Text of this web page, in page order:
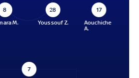
8
M.
28
Youssouf Z.
17
Aouchiche
A.
7